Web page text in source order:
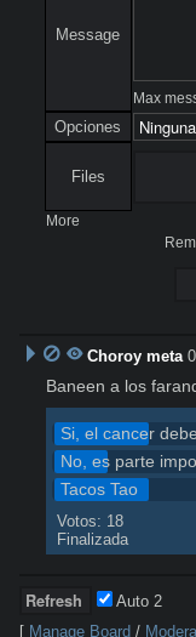
Message
Max
Opciones
Files
More
Choroy meta
Baneen a los
Si, el cancer
No, es parte
Tacos Tao
Votos: 18
Finalizada
Auto2
[ Manage Board /